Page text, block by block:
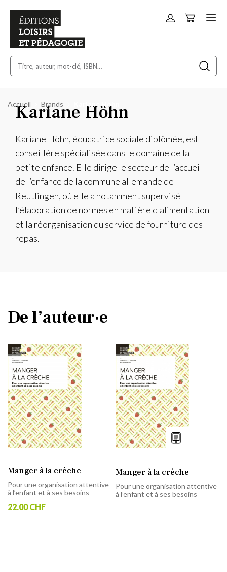
Allez
Panier
Accueil Brands Kariane Höhn
Kariane Höhn
Kariane Höhn, éducatrice sociale diplômée, est
conseillère spécialisée dans le domaine de la
petite enfance. Elle dirige le secteur de l’accueil
de l’enfance de la commune allemande de
Reutlingen, où elle a notamment supervisé
l’élaboration de normes en matière d'alimentation
et la réorganisation du service de fourniture des
repas.
De l’auteur·e
Manger à la crèche
Pour une organisation attentive
à l’enfant et à ses besoins
22.00 CHF
Manger à la crèche
Pour une organisation attentive
à l’enfant et à ses besoins